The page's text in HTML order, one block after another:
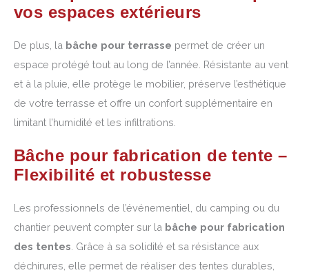
vos espaces extérieurs
De plus, la bâche pour terrasse permet de créer un
espace protégé tout au long de l’année. Résistante au vent
et à la pluie, elle protège le mobilier, préserve l’esthétique
de votre terrasse et offre un confort supplémentaire en
limitant l’humidité et les infiltrations.
Bâche pour fabrication de tente –
Flexibilité et robustesse
Les professionnels de l’événementiel, du camping ou du
chantier peuvent compter sur la bâche pour fabrication
des tentes . Grâce à sa solidité et sa résistance aux
déchirures, elle permet de réaliser des tentes durables,